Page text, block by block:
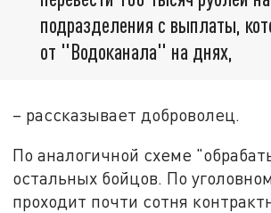
подразделения с выплаты,
от "Водоканала" на днях,
– рассказывает доброволец.
По аналогичной схеме
остальных бойцов. По
проходит почти сотня